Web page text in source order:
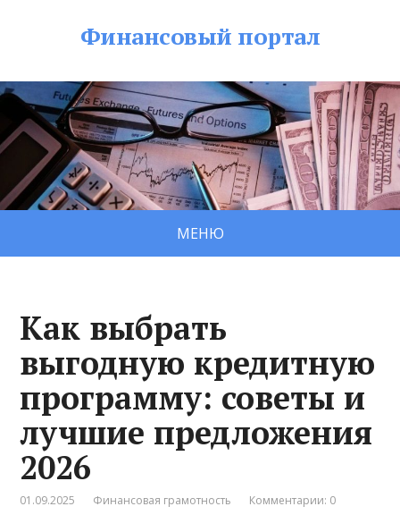
Финансовый портал
МЕНЮ
Как выбрать
выгодную кредитную
программу: советы и
лучшие предложения
2026
01.09.2025 Финансовая грамотность Комментарии: 0